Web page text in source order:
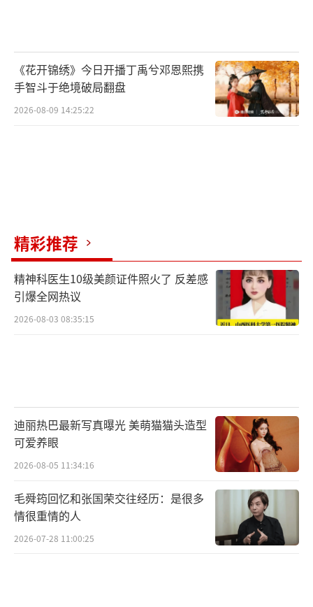
《花开锦绣》今日开播丁禹兮邓恩熙携
手智斗于绝境破局翻盘
2026-08-09 14:25:22
精彩推荐
精神科医生10级美颜证件照火了 反差感
引爆全网热议
2026-08-03 08:35:15
迪丽热巴最新写真曝光 美萌猫猫头造型
可爱养眼
2026-08-05 11:34:16
毛舜筠回忆和张国荣交往经历：是很多
情很重情的人
2026-07-28 11:00:25